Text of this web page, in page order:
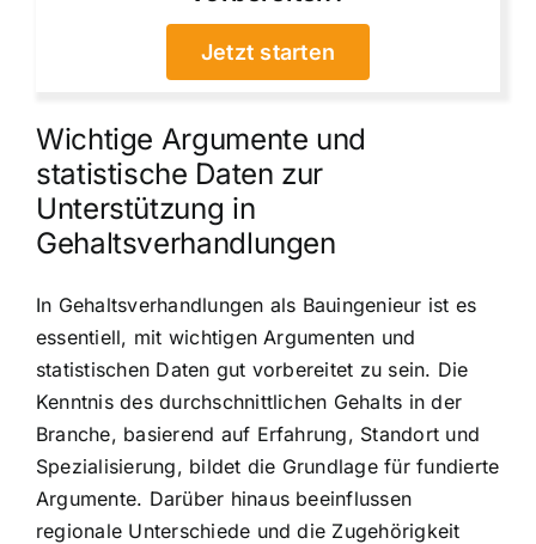
Jetzt starten
Wichtige Argumente und
statistische Daten zur
Unterstützung in
Gehaltsverhandlungen
In Gehaltsverhandlungen als Bauingenieur ist es
essentiell, mit wichtigen Argumenten und
statistischen Daten gut vorbereitet zu sein. Die
Kenntnis des durchschnittlichen Gehalts in der
Branche, basierend auf Erfahrung, Standort und
Spezialisierung, bildet die Grundlage für fundierte
Argumente. Darüber hinaus beeinflussen
regionale Unterschiede und die Zugehörigkeit